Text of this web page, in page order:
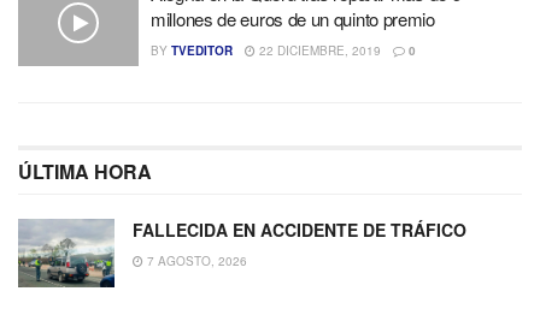
millones de euros de un quinto premio
BY TVEDITOR 22 DICIEMBRE, 2019 0
ÚLTIMA HORA
FALLECIDA EN ACCIDENTE DE TRÁFICO
7 AGOSTO, 2026